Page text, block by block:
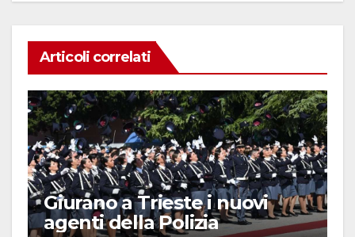
Articoli correlati
Giurano a Trieste i nuovi
agenti della Polizia